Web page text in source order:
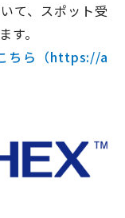
て、スポット受
す。
ちら（https://a